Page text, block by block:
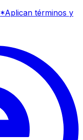
*Aplican términos y